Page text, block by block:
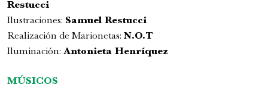
Restucci
Ilustraciones: Samuel Restucci
Realización de Marionetas: N.O.T
Iluminación: Antonieta Henríquez
MÚSICOS